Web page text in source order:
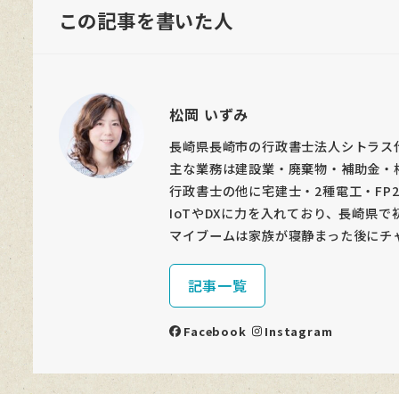
この記事を書いた人
松岡 いずみ
長崎県長崎市の行政書士法人シトラス
主な業務は建設業・廃棄物・補助金
行政書士の他に宅建士・2種電工・
IoTやDXに力を入れており、長崎県で
マイブームは家族が寝静まった後に
記事一覧
Facebook Instagram